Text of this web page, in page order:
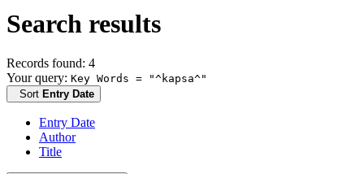
Search results
Records found: 4
Your query: Key Words = "^kapsa^"
Sort Entry Date
Entry Date
Author
Title